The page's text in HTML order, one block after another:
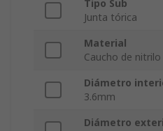
Tipo Sub
Junta tórica
Material
Caucho de nitrilo
Diámetro
3.6mm
Diámetro